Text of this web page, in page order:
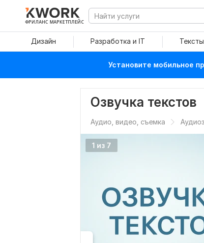
ФРИЛАНС МАРКЕТПЛЕЙС
Дизайн Разработка и IT
Установите мобильное
Озвучка текстов
Аудио, видео, съемка
1 из 7